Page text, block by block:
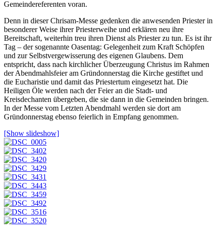
Gemeindereferenten voran.
Denn in dieser Chrisam-Messe gedenken die anwesenden Priester in
besonderer Weise ihrer Priesterweihe und erklären neu ihre
Bereitschaft, weiterhin treu ihren Dienst als Priester zu tun. Es ist ihr
Tag – der sogenannte Oasentag: Gelegenheit zum Kraft Schöpfen
und zur Selbstvergewisserung des eigenen Glaubens. Dem
entspricht, dass nach kirchlicher Überzeugung Christus im Rahmen
der Abendmahlsfeier am Gründonnerstag die Kirche gestiftet und
die Eucharistie und damit das Priestertum eingesetzt hat. Die
Heiligen Öle werden nach der Feier an die Stadt- und
Kreisdechanten übergeben, die sie dann in die Gemeinden bringen.
In der Messe vom Letzten Abendmahl werden sie dort am
Gründonnerstag ebenso feierlich in Empfang genommen.
[Show slideshow]